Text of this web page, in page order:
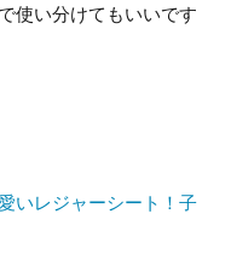
使い分けてもいいです
いレジャーシート！子